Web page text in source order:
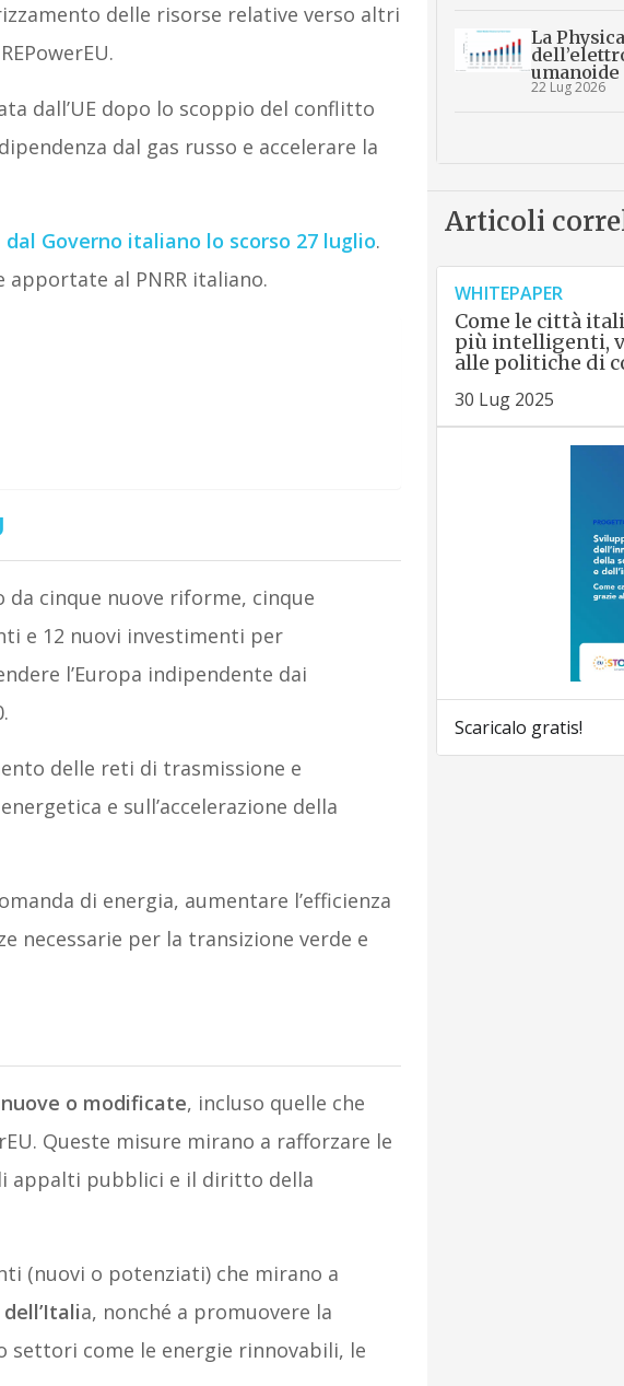
delle risorse relative verso altri
dall’UE dopo lo scoppio del conflitto
dal gas russo e accelerare la
Governo italiano lo scorso 27 luglio.
al PNRR italiano.
cinque nuove riforme, cinque
e 12 nuovi investimenti per
l’Europa indipendente dai
delle reti di trasmissione e
e sull’accelerazione della
di energia, aumentare l’efficienza
necessarie per la transizione verde e
o modificate, incluso quelle che
Queste misure mirano a rafforzare le
appalti pubblici e il diritto della
(nuovi o potenziati) che mirano a
a, nonché a promuovere la
settori come le energie rinnovabili, le
La
umanoide
22 Lug 2026
Articoli
WHITEPAPER
Come le città
più intelligenti,
alle politiche di
30 Lug 2025
Scaricalo gratis!